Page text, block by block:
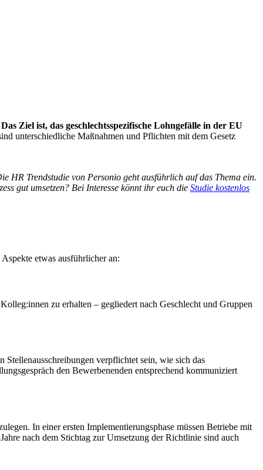
Das Ziel ist, das geschlechtsspezifische Lohngefälle in der EU
unterschiedliche Maßnahmen und Pflichten mit dem Gesetz
HR Trendstudie von Personio geht ausführlich auf das Thema ein.
gut umsetzen? Bei Interesse könnt ihr euch die Studie kostenlos
etwas ausführlicher an:
zu erhalten – gegliedert nach Geschlecht und Gruppen
verpflichtet sein, wie sich das
den Bewerbenenden entsprechend kommuniziert
In einer ersten Implementierungsphase müssen Betriebe mit
nach dem Stichtag zur Umsetzung der Richtlinie sind auch